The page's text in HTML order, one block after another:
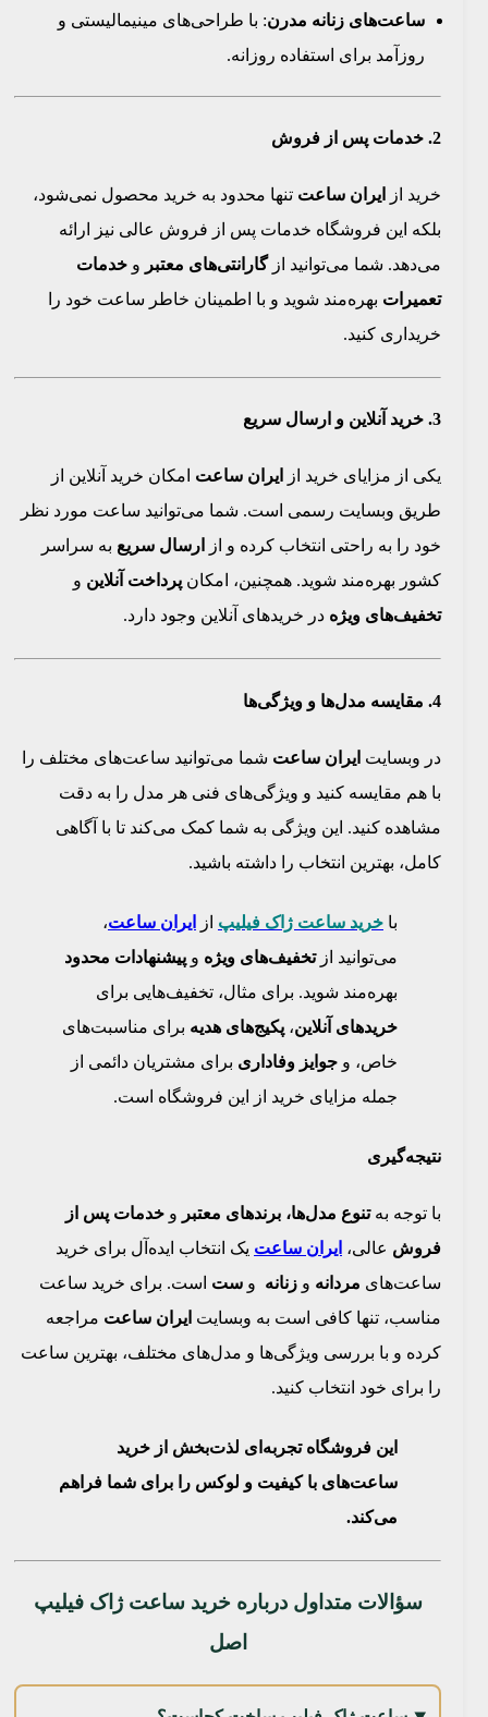
ساعت‌های زنانه مدرن: با طراحی‌های مینیمالیستی و
روزآمد برای استفاده روزانه.
2. خدمات پس از فروش
خرید از ایران ساعت تنها محدود به خرید محصول نمی‌شود،
بلکه این فروشگاه خدمات پس از فروش عالی نیز ارائه
می‌دهد. شما می‌توانید ازگارانتی‌های معتبر و خدمات
تعمیرات بهره‌مند شوید و با اطمینان خاطر ساعت خود را
خریداری کنید.
3. خرید آنلاین و ارسال سریع
یکی از مزایای خرید از ایران ساعت امکان خرید آنلاین از
طریق وبسایت رسمی است. شما می‌توانید ساعت مورد نظر
خود را به راحتی انتخاب کرده و از
ارسال سریع به سراسر
کشور بهره‌مند شوید. همچنین، امکان پرداخت آنلاین و
تخفیف‌های ویژه در خریدهای آنلاین وجود دارد.
4. مقایسه مدل‌ها و ویژگی‌ها
در وبسایت ایران ساعت شما می‌توانید ساعت‌های مختلف را
با هم مقایسه کنید و ویژگی‌های فنی هر مدل را به دقت
مشاهده کنید. این ویژگی به شما کمک می‌کند تا با آگاهی
کامل، بهترین انتخاب را داشته باشید.
با خرید ساعت ژاک فیلیپ از ایران ساعت،
می‌توانید ازتخفیف‌های ویژه و پیشنهادات محدود
بهره‌مند شوید. برای مثال، تخفیف‌هایی برای
خریدهای آنلاین، پکیج‌های هدیه برای مناسبت‌های
خاص، و جوایز وفاداری برای مشتریان دائمی از
جمله مزایای خرید از این فروشگاه است.
نتیجه‌گیری
با توجه بهتنوع مدل‌ها، برندهای معتبر و خدمات پس از
فروش عالی، ایران ساعت یک انتخاب ایده‌آل برای خرید
ساعت‌های مردانه و زنانه و ست است. برای خرید ساعت
مناسب، تنها کافی است به وبسایت ایران ساعت مراجعه
کرده و با بررسی ویژگی‌ها و مدل‌های مختلف، بهترین ساعت
را برای خود انتخاب کنید.
این فروشگاه تجربه‌ای لذت‌بخش از خرید
ساعت‌های با کیفیت و لوکس را برای شما فراهم
می‌کند.
سؤالات متداول درباره خرید ساعت ژاک فیلیپ
اصل